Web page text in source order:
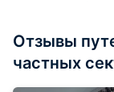
Отзывы
частных